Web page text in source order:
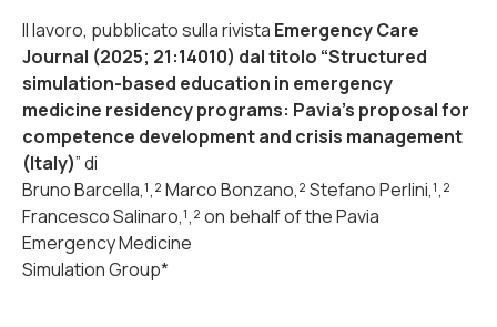
Il lavoro, pubblicato sulla rivista Emergency Care
Journal (2025; 21:14010) dal titolo “Structured
simulation-based education in emergency
medicine residency programs: Pavia’s proposal for
competence development and crisis management
(Italy)” di
Bruno Barcella,¹,² Marco Bonzano,² Stefano Perlini,¹,²
Francesco Salinaro,¹,² on behalf of the Pavia
Emergency Medicine
Simulation Group*